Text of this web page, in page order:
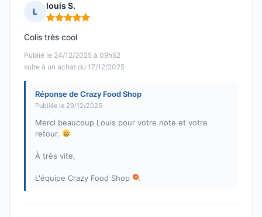
L
louis S.
Note : 5 sur 5
Publié le 24/12/2025 à 09h52
suite à un achat du 17/12/2025
Colis très cool
Réponse de Crazy Food Shop
Publiée le 29/12/2025
Merci beaucoup Louis pour votre note et votre
retour.
À très vite,
L'équipe Crazy Food Shop